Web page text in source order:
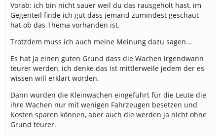
Vorab: ich bin nicht sauer weil du das rausgeholt hast, im
Gegenteil finde ich gut dass jemand zumindest geschaut
hat ob das Thema vorhanden ist.
Trotzdem muss ich auch meine Meinung dazu sagen...
Es hat ja einen guten Grund dass die Wachen irgendwann
teurer werden, ich denke das ist mittlerweile jedem der es
wissen will erklärt worden.
Dann wurden die Kleinwachen eingeführt für die Leute die
ihre Wachen nur mit wenigen Fahrzeugen besetzen und
Kosten sparen können, aber auch die werden ja nicht ohne
Grund teurer.